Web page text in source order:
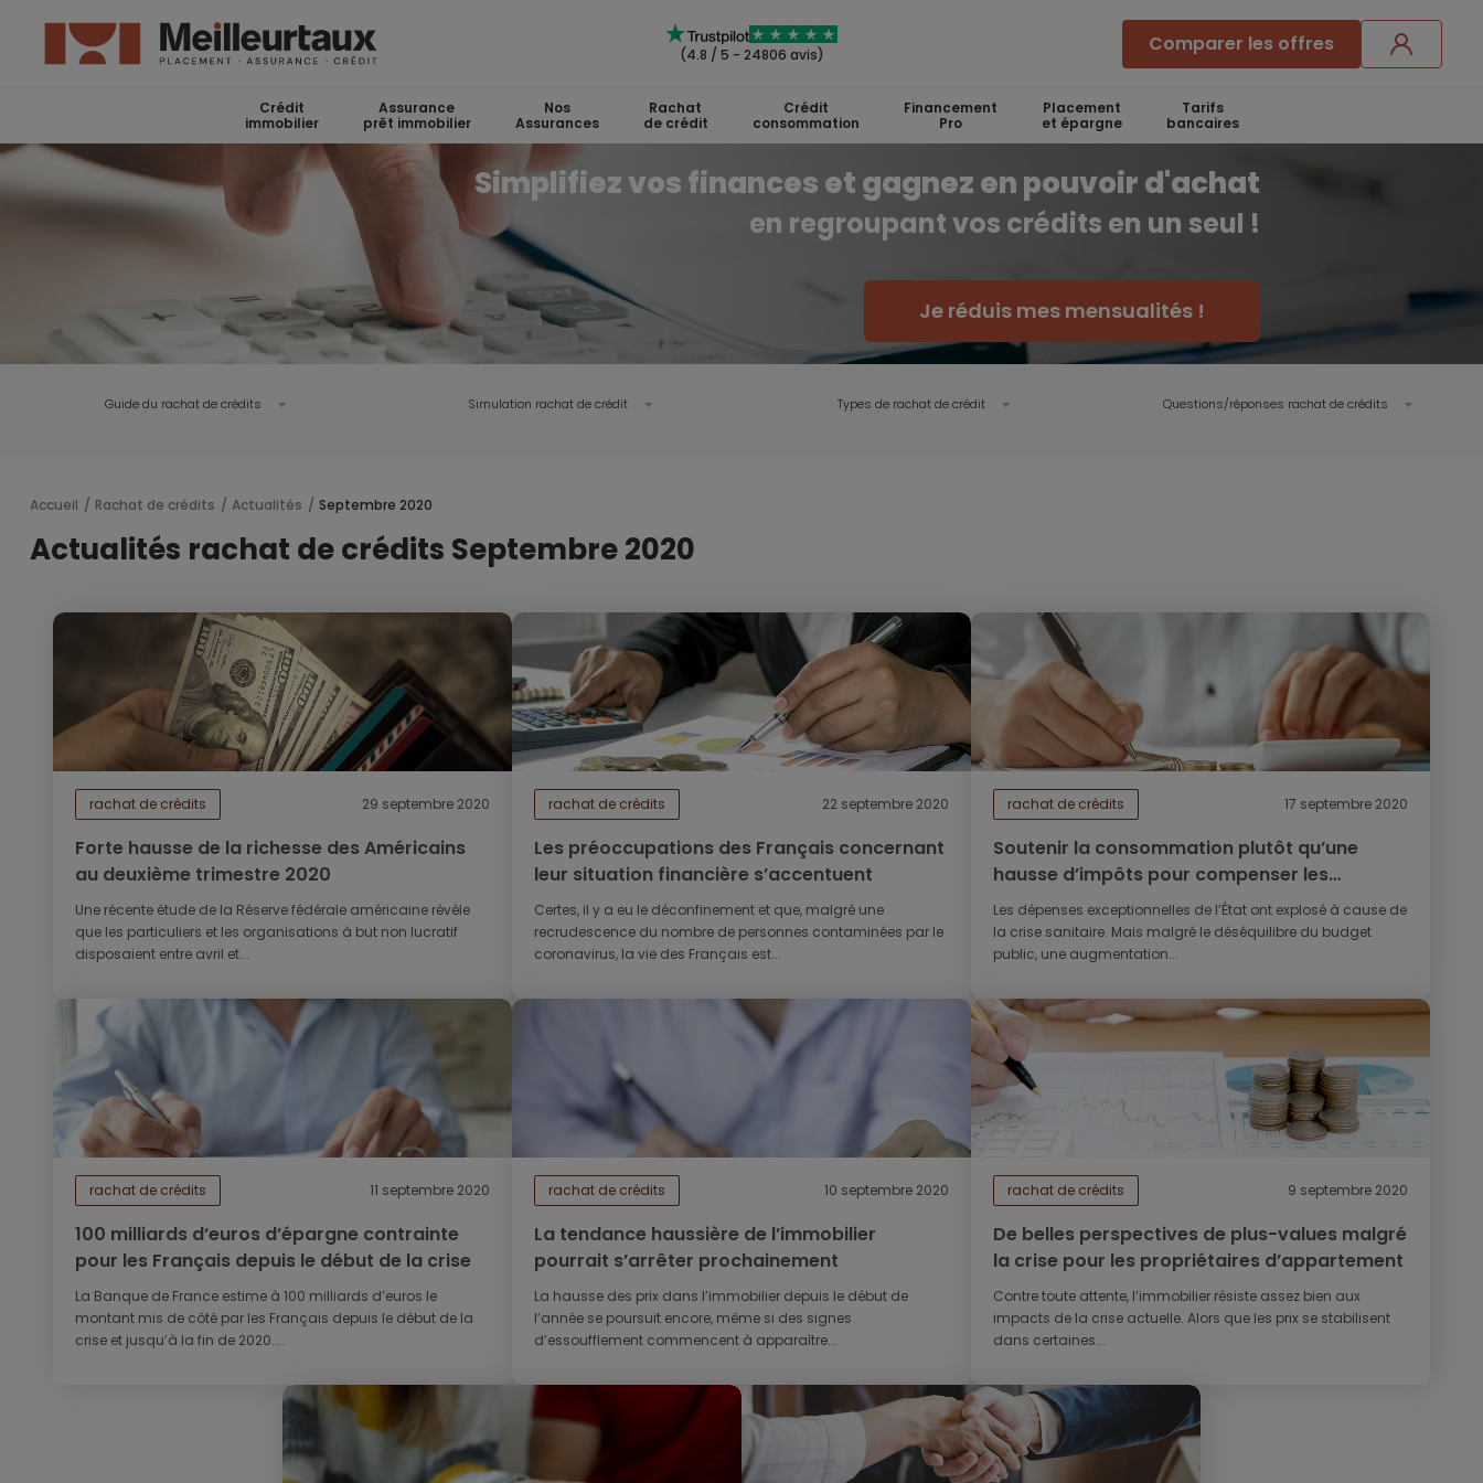
(4.8 / 5 - 24806 avis) Comparer les offres
Crédit
immobilier
Assurance
prêt immobilier
Nos
Assurances
Rachat
de crédit
Crédit
consommation
Financement
Pro
Placement
et épargne
Tarifs
bancaires
Simplifiez vos finances et gagnez en pouvoir d'achat
en regroupant vos crédits en un seul !
Je réduis mes mensualités !
Guide du rachat de crédits Simulation rachat de crédit Types de rachat de crédit Questions/réponses rachat de crédits
Accueil Rachat de crédits Actualités Septembre 2020
Actualités rachat de crédits Septembre 2020
rachat de crédits 29 septembre 2020
Forte hausse de la richesse des Américains
au deuxième trimestre 2020
Une récente étude de la Réserve fédérale américaine révèle
que les particuliers et les organisations à but non lucratif
disposaient entre avril et...
rachat de crédits 22 septembre 2020
Les préoccupations des Français concernant
leur situation financière s’accentuent
Certes, il y a eu le déconfinement et que, malgré une
recrudescence du nombre de personnes contaminées par le
coronavirus, la vie des Français est...
rachat de crédits 17 septembre 2020
Soutenir la consommation plutôt qu’une
hausse d’impôts pour compenser les
conséquences économiques de la crise
Les dépenses exceptionnelles de l’État ont explosé à cause de
la crise sanitaire. Mais malgré le déséquilibre du budget
public, une augmentation...
rachat de crédits 11 septembre 2020
100 milliards d’euros d’épargne contrainte
pour les Français depuis le début de la crise
La Banque de France estime à 100 milliards d’euros le
montant mis de côté par les Français depuis le début de la
crise et jusqu’à la fin de 2020....
rachat de crédits 10 septembre 2020
La tendance haussière de l’immobilier
pourrait s’arrêter prochainement
La hausse des prix dans l’immobilier depuis le début de
l’année se poursuit encore, même si des signes
d’essoufflement commencent à apparaître...
rachat de crédits 9 septembre 2020
De belles perspectives de plus-values malgré
la crise pour les propriétaires d’appartement
Contre toute attente, l’immobilier résiste assez bien aux
impacts de la crise actuelle. Alors que les prix se stabilisent
dans certaines...